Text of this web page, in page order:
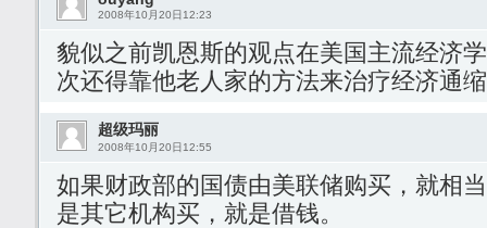
2008年10月20日12:23
貌似之前凯恩斯的观点在美国主流经济
次还得靠他老人家的方法来治疗经济通
超级玛丽
2008年10月20日12:55
如果财政部的国债由美联储购买，就相
是其它机构买，就是借钱。